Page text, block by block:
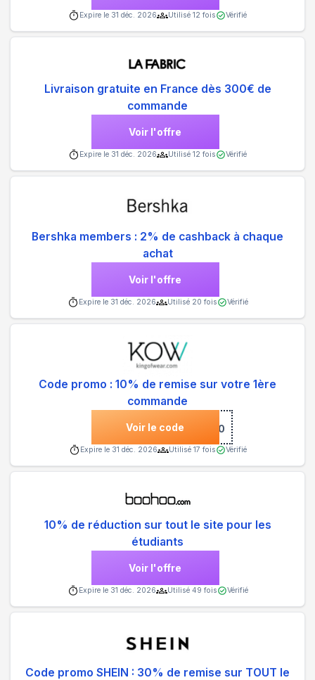
Expire le 31 déc. 2026 Utilisé 12 fois Vérifié
Livraison gratuite en France dès 300€ de
commande
Voir l'offre
Expire le 31 déc. 2026 Utilisé 12 fois Vérifié
Bershka members : 2% de cashback à chaque
achat
Voir l'offre
Expire le 31 déc. 2026 Utilisé 20 fois Vérifié
Code promo : 10% de remise sur votre 1ère
commande
Voir le code***COME10
Expire le 31 déc. 2026 Utilisé 17 fois Vérifié
10% de réduction sur tout le site pour les
étudiants
Voir l'offre
Expire le 31 déc. 2026 Utilisé 49 fois Vérifié
Code promo SHEIN : 30% de remise sur TOUT le